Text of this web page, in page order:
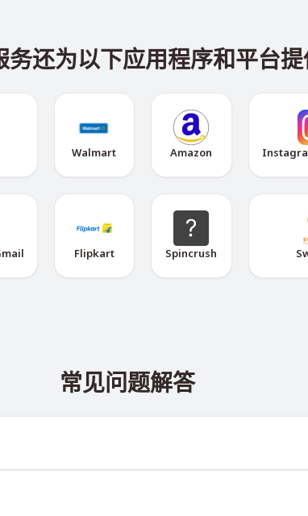
还为以下应用程序和平台
Walmart Amazon
Flipkart Spincrush
常见问题解答